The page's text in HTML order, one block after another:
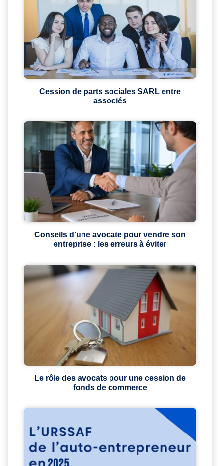
Cession de parts sociales SARL entre
associés
Conseils d’une avocate pour vendre son
entreprise : les erreurs à éviter
Le rôle des avocats pour une cession de
fonds de commerce